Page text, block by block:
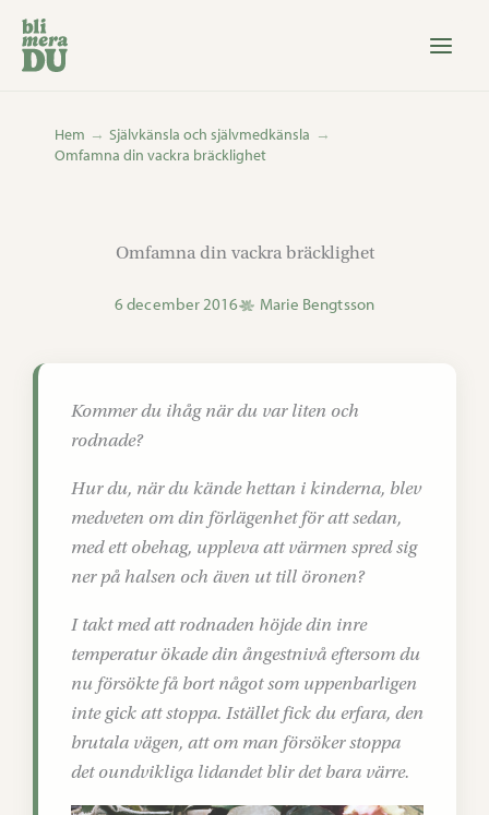
Hoppa
innehåll
Hem
Självkänsla och självmedkänsla
Omfamna din vackra bräcklighet
Omfamna din vackra bräcklighet
6 december 2016 Marie Bengtsson
Kommer du ihåg när du var liten och
rodnade?
Hur du, när du kände hettan i kinderna, blev
medveten om din förlägenhet för att sedan,
med ett obehag, uppleva att värmen spred sig
ner på halsen och även ut till öronen?
I takt med att rodnaden höjde din inre
temperatur ökade din ångestnivå eftersom du
nu försökte få bort något som uppenbarligen
inte gick att stoppa. Istället fick du erfara, den
brutala vägen, att om man försöker stoppa
det oundvikliga lidandet blir det bara värre.